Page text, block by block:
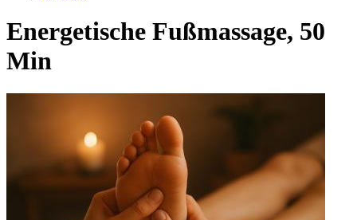
Energetische Fußmassage, 50
Min